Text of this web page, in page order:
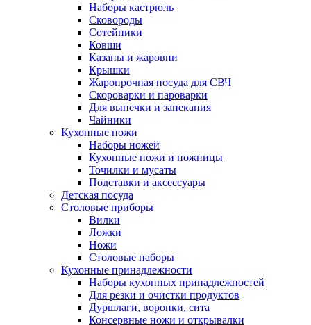
Наборы кастрюль
Сковороды
Сотейники
Ковши
Казаны и жаровни
Крышки
Жаропрочная посуда для СВЧ
Скороварки и пароварки
Для выпечки и запекания
Чайники
Кухонные ножи
Наборы ножей
Кухонные ножи и ножницы
Точилки и мусаты
Подставки и аксессуары
Детская посуда
Столовые приборы
Вилки
Ложки
Ножи
Столовые наборы
Кухонные принадлежности
Наборы кухонных принадлежностей
Для резки и очистки продуктов
Дуршлаги, воронки, сита
Консервные ножи и открывалки